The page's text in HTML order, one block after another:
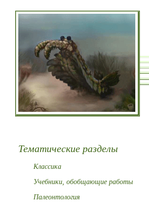
Тематические разделы
Классика
Учебники, обобщающие работы
Палеонтология